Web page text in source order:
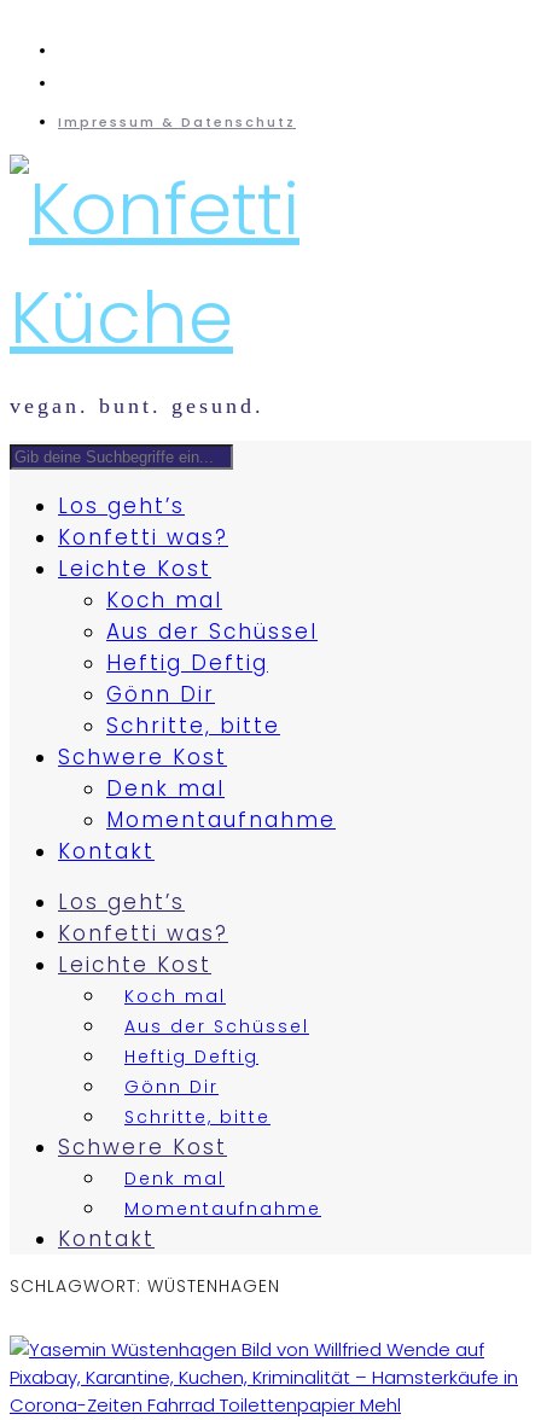
Impressum & Datenschutz
vegan. bunt. gesund.
Los geht’s
Konfetti was?
Leichte Kost
Koch mal
Aus der Schüssel
Heftig Deftig
Gönn Dir
Schritte, bitte
Schwere Kost
Denk mal
Momentaufnahme
Kontakt
Los geht’s
Konfetti was?
Leichte Kost
Koch mal
Aus der Schüssel
Heftig Deftig
Gönn Dir
Schritte, bitte
Schwere Kost
Denk mal
Momentaufnahme
Kontakt
SCHLAGWORT: WÜSTENHAGEN